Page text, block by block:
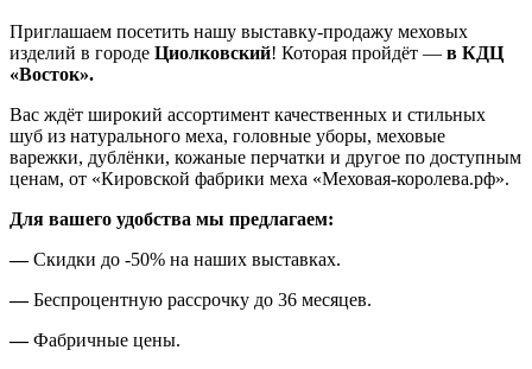
Приглашаем посетить нашу выставку-продажу меховых
изделий в городе Циолковский! Которая пройдёт — в КДЦ
«Восток».
Вас ждёт широкий ассортимент качественных и стильных
шуб из натурального меха, головные уборы, меховые
варежки, дублёнки, кожаные перчатки и другое по доступным
ценам, от «Кировской фабрики меха «Меховая-королева.рф».
Для вашего удобства мы предлагаем:
—Скидки до -50% на наших выставках.
—Беспроцентную рассрочку до 36 месяцев.
—Фабричные цены.